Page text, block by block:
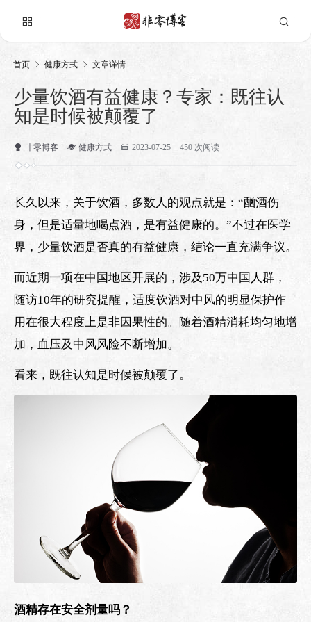
首页 健康方式 文章详情
少量饮酒有益健康？专家：既往认
知是时候被颠覆了
非零博客 健康方式 2023-07-25 450 次阅读
长久以来，关于饮酒，多数人的观点就是：“酗酒伤
身，但是适量地喝点酒，是有益健康的。”不过在医学
界，少量饮酒是否真的有益健康，结论一直充满争议。
而近期一项在中国地区开展的，涉及50万中国人群，
随访10年的研究提醒，适度饮酒对中风的明显保护作
用在很大程度上是非因果性的。随着酒精消耗均匀地增
加，血压及中风风险不断增加。
看来，既往认知是时候被颠覆了。
酒精存在安全剂量吗？